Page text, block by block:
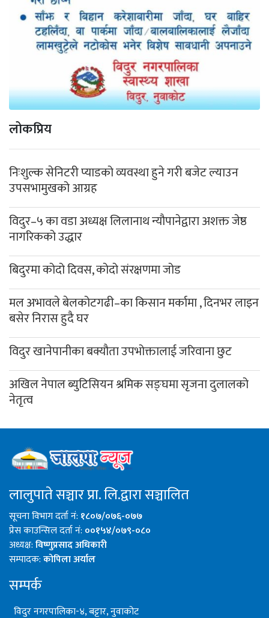
लोकप्रिय
निःशुल्क सेनिटरी प्याडको व्यवस्था हुने गरी बजेट ल्याउन
उपसभामुखको आग्रह
विदुर–५ का वडा अध्यक्ष लिलानाथ न्यौपानेद्वारा अशक्त जेष्ठ
नागरिकको उद्धार
बिदुरमा कोदो दिवस, कोदो संरक्षणमा जोड
मल अभावले बेलकोटगढी–का किसान मर्कामा , दिनभर लाइन
बसेर निरास हुदै घर
विदुर खानेपानीका बक्यौता उपभोक्तालाई जरिवाना छुट
अखिल नेपाल ब्युटिसियन श्रमिक सङ्घमा सृजना दुलालको
नेतृत्व
लालुपाते सञ्चार प्रा. लि.द्वारा सञ्चालित
सूचना विभाग दर्ता नं: १८०७/०७६-०७७
प्रेस काउन्सिल दर्ता नं: ००१५४/०७९-०८०
अध्यक्ष:विष्णुप्रसाद अधिकारी
सम्पादक:कोपिला अर्याल
सम्पर्क
विदुर नगरपालिका-४, बट्टार, नुवाकोट